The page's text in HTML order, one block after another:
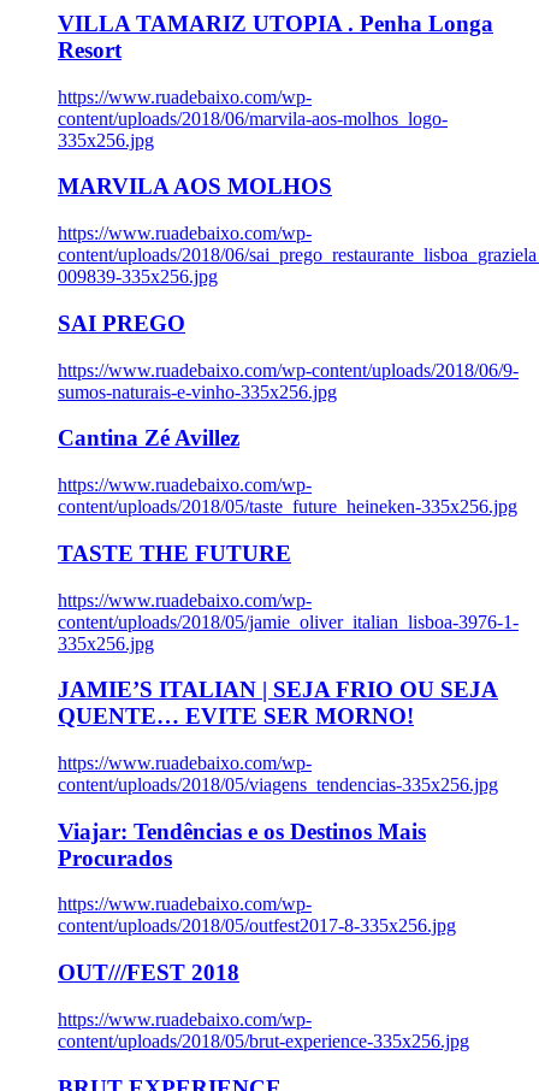
VILLA TAMARIZ UTOPIA . Penha Longa
Resort
https://www.ruadebaixo.com/wp-
content/uploads/2018/06/marvila-aos-molhos_logo-
335x256.jpg
MARVILA AOS MOLHOS
https://www.ruadebaixo.com/wp-
content/uploads/2018/06/
009839-335x256.jpg
SAI PREGO
https://www.ruadebaixo.com/wp-content/uploads/2018/06/9-
sumos-naturais-e-vinho-335x256.jpg
Cantina Zé Avillez
https://www.ruadebaixo.com/wp-
content/uploads/2018/05/taste_future_heineken-335x256.jpg
TASTE THE FUTURE
https://www.ruadebaixo.com/wp-
content/uploads/2018/05/jamie_oliver_italian_lisboa-3976-1-
335x256.jpg
JAMIE’S ITALIAN | SEJA FRIO OU SEJA
QUENTE… EVITE SER MORNO!
https://www.ruadebaixo.com/wp-
content/uploads/2018/05/viagens_tendencias-335x256.jpg
Viajar: Tendências e os Destinos Mais
Procurados
https://www.ruadebaixo.com/wp-
content/uploads/2018/05/outfest2017-8-335x256.jpg
OUT///FEST 2018
https://www.ruadebaixo.com/wp-
content/uploads/2018/05/brut-experience-335x256.jpg